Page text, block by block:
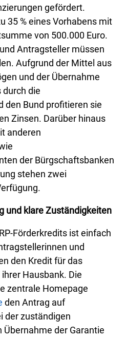
gefördert.
35 % eines Vorhabens mit
von 500.000 Euro.
Antragsteller müssen
Aufgrund der Mittel aus
und der Übernahme
die
den Bund profitieren sie
Zinsen. Darüber hinaus
anderen
der Bürgschaftsbanken
stehen zwei
und klare Zuständigkeiten
Förderkredits ist einfach
und
den Kredit für das
Hausbank. Die
zentrale Homepage
den Antrag auf
der zuständigen
der Garantie